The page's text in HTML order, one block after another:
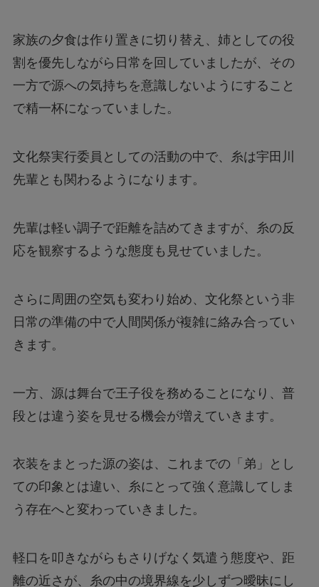
家族の夕食は作り置きに切り替え、姉としての役
割を優先しながら日常を回していましたが、その
一方で源への気持ちを意識しないようにすること
で精一杯になっていました。
文化祭実行委員としての活動の中で、糸は宇田川
先輩とも関わるようになります。
先輩は軽い調子で距離を詰めてきますが、糸の反
応を観察するような態度も見せていました。
さらに周囲の空気も変わり始め、文化祭という非
日常の準備の中で人間関係が複雑に絡み合ってい
きます。
一方、源は舞台で王子役を務めることになり、普
段とは違う姿を見せる機会が増えていきます。
衣装をまとった源の姿は、これまでの「弟」とし
ての印象とは違い、糸にとって強く意識してしま
う存在へと変わっていきました。
軽口を叩きながらもさりげなく気遣う態度や、距
離の近さが、糸の中の境界線を少しずつ曖昧にし